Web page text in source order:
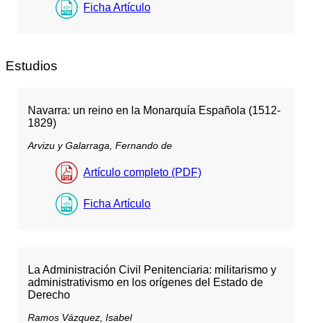
Ficha Artículo
Estudios
Navarra: un reino en la Monarquía Española (1512-
1829)
Arvizu y Galarraga, Fernando de
Artículo completo (PDF)
Ficha Artículo
La Administración Civil Penitenciaria: militarismo y
administrativismo en los orígenes del Estado de
Derecho
Ramos Vázquez, Isabel